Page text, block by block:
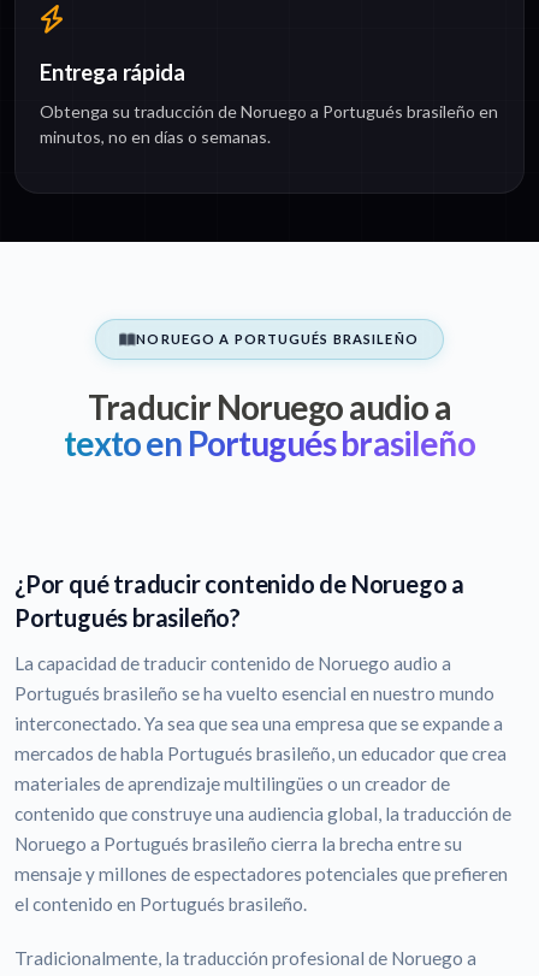
Entrega rápida
Obtenga su traducción de Noruego a Portugués brasileño en
minutos, no en días o semanas.
NORUEGO A PORTUGUÉS BRASILEÑO
Traducir Noruego audio a
texto en Portugués brasileño
¿Por qué traducir contenido de Noruego a
Portugués brasileño?
La capacidad de traducir contenido de Noruego audio a
Portugués brasileño se ha vuelto esencial en nuestro mundo
interconectado. Ya sea que sea una empresa que se expande a
mercados de habla Portugués brasileño, un educador que crea
materiales de aprendizaje multilingües o un creador de
contenido que construye una audiencia global, la traducción de
Noruego a Portugués brasileño cierra la brecha entre su
mensaje y millones de espectadores potenciales que prefieren
el contenido en Portugués brasileño.
Tradicionalmente, la traducción profesional de Noruego a